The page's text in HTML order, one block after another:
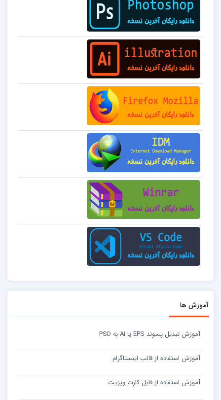
آموزش ها
آموزش تبدیل پسوند EPS یا Ai به PSD
آموزش استفاده از قالب اینستاگرام
آموزش استفاده از فایل کارت ویزیت